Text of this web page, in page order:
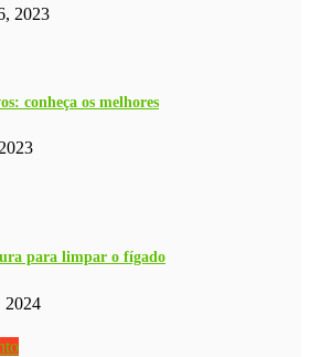
2023
conheça os melhores
para limpar o fígado
2024